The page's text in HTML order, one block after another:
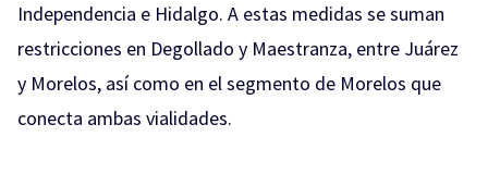
Independencia e Hidalgo. A estas medidas se suman
restricciones en Degollado y Maestranza, entre Juárez
y Morelos, así como en el segmento de Morelos que
conecta ambas vialidades.